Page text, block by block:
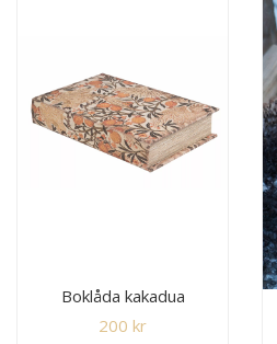
Boklåda kakadua
200 kr